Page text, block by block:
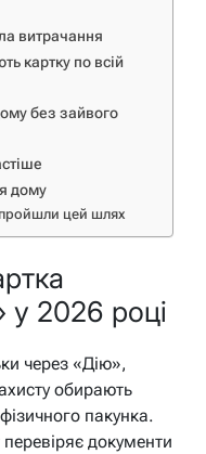
витрачання
картку по всій
без зайвого
дому
пройшли цей шлях
2026 році
через «Дію»,
обирають
пакунка.
документи